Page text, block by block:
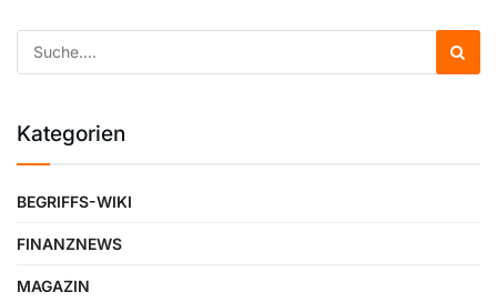
Kategorien
BEGRIFFS-WIKI
FINANZNEWS
MAGAZIN